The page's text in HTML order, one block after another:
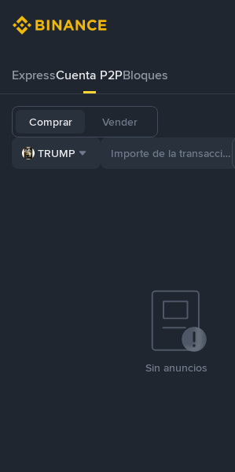
ExpressCuenta P2PBloques
Comprar Vender
TRUMP
Sin anuncios